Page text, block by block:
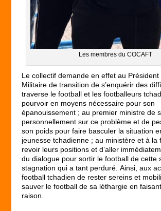
Les membres du COCAFT
Le collectif demande en effet au Président
Militaire de transition de s’enquérir des
traverse le football et les footballeurs
pourvoir en moyens nécessaire pour son
épanouissement ; au premier ministre de
personnellement sur ce problème et de
son poids pour faire basculer la situation
jeunesse tchadienne ; au ministère et à la
revoir leurs positions et d’aller
du dialogue pour sortir le football de cette
stagnation qui a tant perduré. Ainsi, aux
football tchadien de rester sereins et
sauver le football de sa léthargie en
raison.